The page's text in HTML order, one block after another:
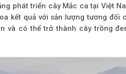
phát triển cây Mắc ca tại Việt
kết quả với sản lượng tương đối
và có thể trở thành cây trồng